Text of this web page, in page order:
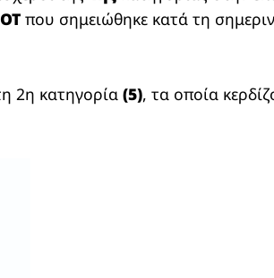
που σημειώθηκε κατά τη
2η κατηγορία(5), τα οποία